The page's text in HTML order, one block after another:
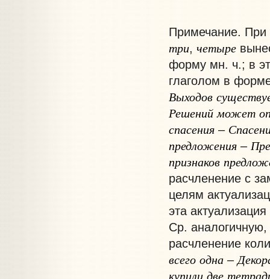
Примечание. При
три, четыре
форму мн. ч.; в
глаголом в
Выходов
Решений может
спасения–
предложения–
признаков
расчленение с
целям
эта
Ср.
расчленение
всего одна–
купили две